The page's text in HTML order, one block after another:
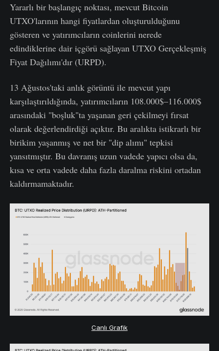
Yararlı bir başlangıç noktası, mevcut Bitcoin
UTXO'larının hangi fiyatlardan oluşturulduğunu
gösteren ve yatırımcıların coinlerini nerede
edindiklerine dair içgörü sağlayan UTXO Gerçekleşmiş
Fiyat Dağılımı'dır (URPD).
13 Ağustos'taki anlık görüntü ile mevcut yapı
karşılaştırıldığında, yatırımcıların 108.000$–116.000$
arasındaki "boşluk"ta yaşanan geri çekilmeyi fırsat
olarak değerlendirdiği açıktır. Bu aralıkta istikrarlı bir
birikim yaşanmış ve net bir "dip alımı" tepkisi
yansıtmıştır. Bu davranış uzun vadede yapıcı olsa da,
kısa ve orta vadede daha fazla daralma riskini ortadan
kaldırmamaktadır.
Canlı Grafik